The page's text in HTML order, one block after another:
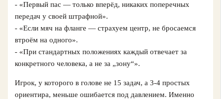
- «Первый пас — только вперёд, никаких поперечных
передач у своей штрафной».
- «Если мяч на фланге — страхуем центр, не бросаемся
втроём на одного».
- «При стандартных положениях каждый отвечает за
конкретного человека, а не за „зону“».
Игрок, у которого в голове не 15 задач, а 3-4 простых
ориентира, меньше ошибается под давлением. Именно